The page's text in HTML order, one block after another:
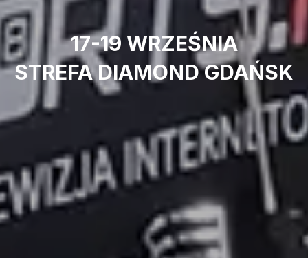
17-19 WRZEŚNIA
STREFA DIAMOND GDAŃSK